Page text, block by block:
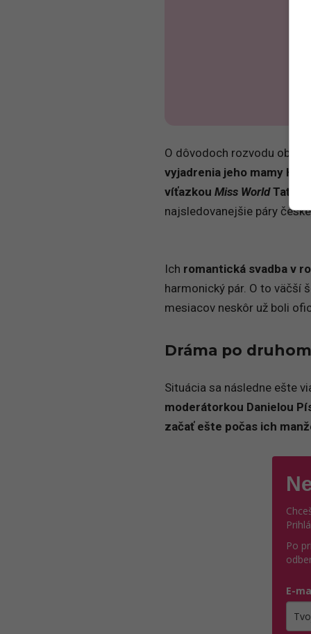
O dôvodoch rozvodu obaja
vyjadrenia jeho mamy
víťazkou Miss World
najsledovanejšie páry
Ich romantická svadba v
harmonický pár. O to väčší
mesiacov neskôr už boli
Dráma po
Situácia sa následne ešte
moderátorkou Danielou
začať ešte počas ich
Po
E-